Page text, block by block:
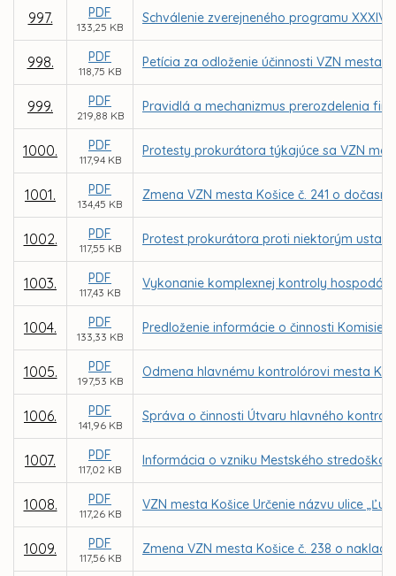
997. PDF
133,25 KB
Schválenie zverejneného programu
998. PDF
118,75 KB
Petícia za odloženie účinnosti VZN mesta
999. PDF
219,88 KB
Pravidlá a mechanizmus prerozdelenia
1000. PDF
117,94 KB
Protesty prokurátora týkajúce sa VZN
1001. PDF
134,45 KB
Zmena VZN mesta Košice č. 241 o
1002. PDF
117,55 KB
Protest prokurátora proti niektorým
1003. PDF
117,43 KB
Vykonanie komplexnej kontroly
1004. PDF
133,33 KB
Predloženie informácie o činnosti
1005. PDF
197,53 KB
Odmena hlavnému kontrolórovi mesta
1006. PDF
141,96 KB
Správa o činnosti Útvaru hlavného
1007. PDF
117,02 KB
Informácia o vzniku Mestského
1008. PDF
117,26 KB
VZN mesta Košice Určenie názvu ulice
1009. PDF
117,56 KB
Zmena VZN mesta Košice č. 238 o